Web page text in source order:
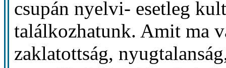
csupán nyelvi- esetleg
találkozhatunk. Amit ma
zaklatottság,